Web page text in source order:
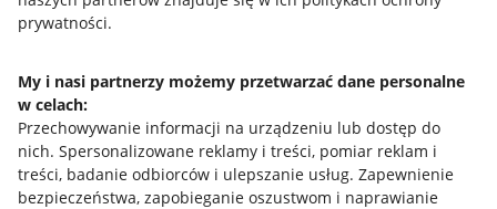
prywatności.
My i nasi partnerzy możemy przetwarzać dane personalne
w celach:
Przechowywanie informacji na urządzeniu lub dostęp do
nich. Spersonalizowane reklamy i treści, pomiar reklam i
treści, badanie odbiorców i ulepszanie usług. Zapewnienie
bezpieczeństwa, zapobieganie oszustwom i naprawianie
Jak to działa
Allegro Gadane dla sprzedających
Allegro Gadane dla kupujących
Mapa miejscowości